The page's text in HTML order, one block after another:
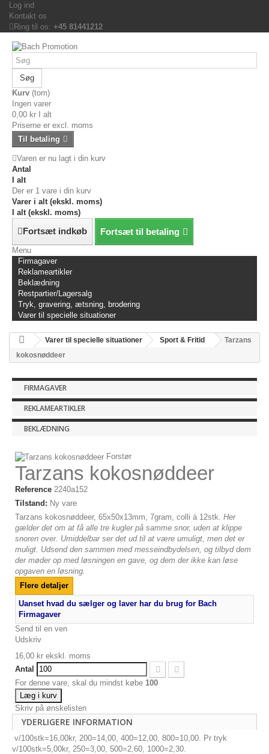
Log ind
Kontakt os
Ring til os: +45 81441212
Søg
Kurv (tom)
Ingen varer
0,00 kr
I alt
Priserne er excl. moms
Til betaling
Varen er nu lagt i din kurv
Antal
I alt
Der er 1 vare i din kurv
Varer i alt (ekskl. moms)
I alt (ekskl. moms)
Fortsæt indkøb Fortsæt til betaling
Menu
Firmagaver
Reklameartikler
Beklædning
Restpartier/Lagersalg
Tryk, gravering, ætsning, brodering
Varer til specielle situationer
Varer til specielle situationer Sport & Fritid
Tarzans
kokosnøddeer
FIRMAGAVER
REKLAMEARTIKLER
BEKLÆDNING
Forstør
Tarzans kokosnøddeer
Reference 2240a152
Tilstand: Ny vare
Tarzans kokosnøddeer, 65x50x13mm, 7gram, colli á 12stk. Her
gælder det om at få alle tre kugler på samme snor, uden at klippe
snoren over. Umiddelbar ser det ud til at være umuligt, men det er
muligt. Udsend den sammen med messeindbydelsen, og tilbyd dem
der møder op med løsningen en gave, og dem der ikke kan løse
opgaven en løsning.
Flere detaljer
Uanset hvad du sælger og laver har du brug for Bach
Firmagaver
Send til en ven
Udskriv
16,00 kr ekskl. moms
Antal
For denne vare, skal du mindst købe 100
Læg i kurv
Skriv på ønskelisten
YDERLIGERE INFORMATION
v/100stk=16,00kr, 200=14,00, 400=12,00, 800=10,00. Pr tryk
v/100stk=5,00kr, 250=3,00, 500=2,60, 1000=2,30.